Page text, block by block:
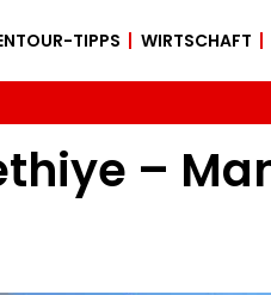
TIPPS WIRTSCHAFT
–